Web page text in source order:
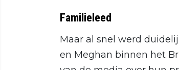
Familieleed
Maar al snel werd
en Meghan binnen het